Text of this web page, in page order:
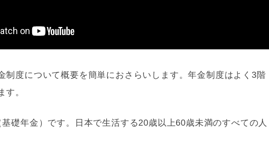
制度について概要を簡単におさらいします。年金制度はよく3階
す。
基礎年金）です。日本で生活する20歳以上60歳未満のすべての人